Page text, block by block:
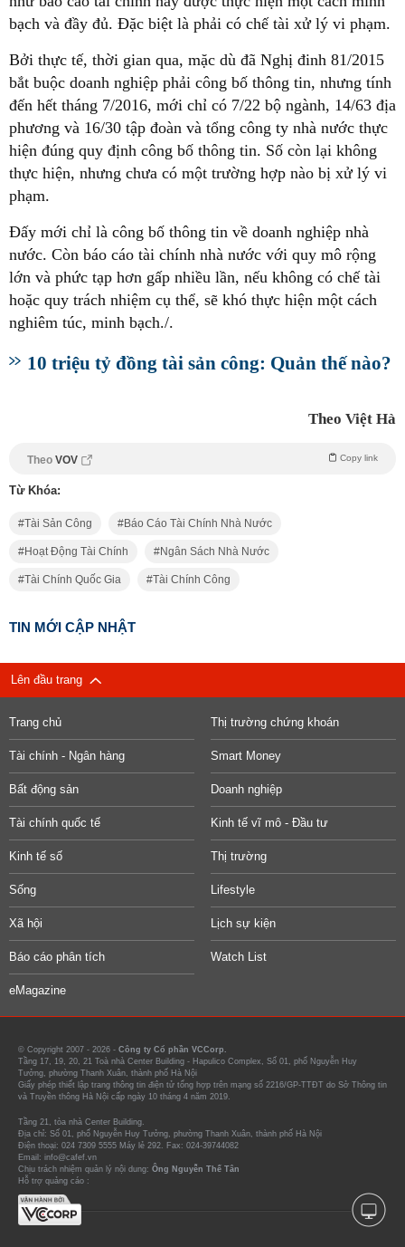
bạch và đầy đủ. Đặc biệt là phải có chế tài xử lý vi phạm.
Bởi thực tế, thời gian qua, mặc dù đã Nghị đinh 81/2015
bắt buộc doanh nghiệp phải công bố thông tin, nhưng tính
đến hết tháng 7/2016, mới chỉ có 7/22 bộ ngành, 14/63 địa
phương và 16/30 tập đoàn và tổng công ty nhà nước thực
hiện đúng quy định công bố thông tin. Số còn lại không
thực hiện, nhưng chưa có một trường hợp nào bị xử lý vi
phạm.
Đấy mới chỉ là công bố thông tin về doanh nghiệp nhà
nước. Còn báo cáo tài chính nhà nước với quy mô rộng
lớn và phức tạp hơn gấp nhiều lần, nếu không có chế tài
hoặc quy trách nhiệm cụ thể, sẽ khó thực hiện một cách
nghiêm túc, minh bạch./.
10 triệu tỷ đồng tài sản công: Quản thế nào?
Theo Việt Hà
Theo VOV Copy link
Từ Khóa:
Tài Sản Công Báo Cáo Tài Chính Nhà Nước
Hoạt Động Tài Chính Ngân Sách Nhà Nước
Tài Chính Quốc Gia Tài Chính Công
TIN MỚI CẬP NHẬT
Lên đầu trang
Trang chủ Thị trường chứng khoán
Tài chính - Ngân hàng Smart Money
Bất động sản Doanh nghiệp
Tài chính quốc tế Kinh tế vĩ mô - Đầu tư
Kinh tế số Thị trường
Sống Lifestyle
Xã hội Lịch sự kiện
Báo cáo phân tích Watch List
eMagazine
© Copyright 2007 - 2026 - Công ty Cổ phần VCCorp.
Tầng 17, 19, 20, 21 Toà nhà Center Building - Hapulico Complex, Số 01, phố Nguyễn Huy
Tưởng, phường Thanh Xuân, thành phố Hà Nội
Giấy phép thiết lập trang thông tin điện tử tổng hợp trên mạng số 2216/GP-TTĐT do Sở Thông tin
và Truyền thông Hà Nội cấp ngày 10 tháng 4 năm 2019.
Tầng 21, tòa nhà Center Building.
Địa chỉ: Số 01, phố Nguyễn Huy Tưởng, phường Thanh Xuân, thành phố Hà Nội
Điện thoại: 024 7309 5555 Máy lẻ 292. Fax: 024-39744082
Email: info@cafef.vn
Chịu trách nhiệm quản lý nội dung: Ông Nguyễn Thế Tân
Hỗ trợ quảng cáo :